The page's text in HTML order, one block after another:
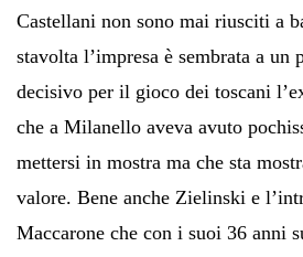
Castellani non sono mai riusciti a
stavolta l’impresa è sembrata a un
decisivo per il gioco dei toscani
che a Milanello aveva avuto
mettersi in mostra ma che sta
valore. Bene anche Zielinski e
Maccarone che con i suoi 36 anni